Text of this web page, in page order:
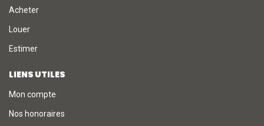
Acheter
Louer
Estimer
LIENS UTILES
Mon compte
Nos honoraires